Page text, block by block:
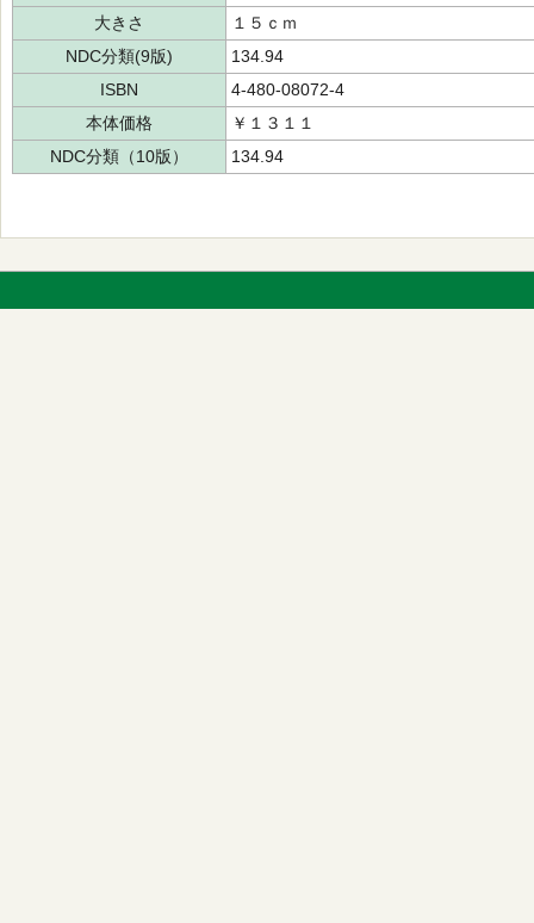
大きさ
１５ｃｍ
NDC分類(9版)
134.94
ISBN
4-480-08072-4
本体価格
￥１３１１
NDC分類（10版）
134.94